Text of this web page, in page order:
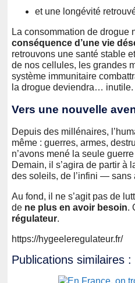
et une longévité
La consommation de drogue
conséquence d’une vie
retrouvons une santé stable
de nos cellules, les grandes
système immunitaire
la drogue deviendra… inutile.
Vers une nouvelle
Depuis des millénaires,
même : guerres, armes,
n’avons mené la seule
Demain, il s’agira de partir à
des soleils, de l’infini — sans
Au fond, il ne s’agit pas de
de ne plus en avoir besoin.
régulateur.
https://hygeeleregulateur.fr/
Publications similaires :